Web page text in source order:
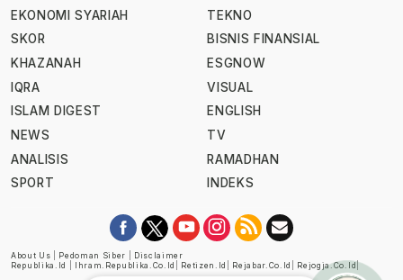
EKONOMI SYARIAH
SKOR
KHAZANAH
IQRA
ISLAM DIGEST
NEWS
ANALISIS
SPORT
TEKNO
BISNIS FINANSIAL
ESGNOW
VISUAL
ENGLISH
TV
RAMADHAN
INDEKS
About Us Pedoman Siber
Disclaimer
Republika.id
Ihram.republika.co.id Retizen.id Rejabar.co.id Rejogja.co.id